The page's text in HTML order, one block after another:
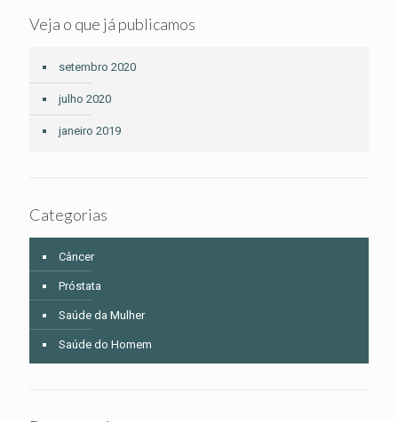
Veja o que já publicamos
setembro 2020
julho 2020
janeiro 2019
Categorias
Câncer
Próstata
Saúde da Mulher
Saúde do Homem